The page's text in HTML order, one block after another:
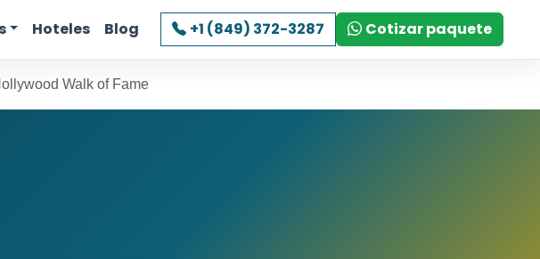
Hoteles Blog +1 (849) 372-3287 Cotizar paquete
Walk of Fame